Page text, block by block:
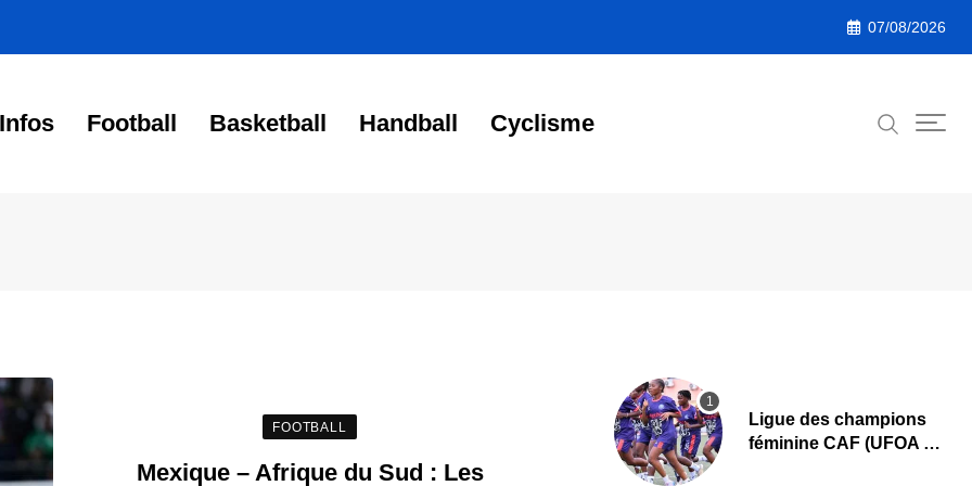
07/08/2026
Infos Football Basketball Handball Cyclisme
FOOTBALL
Mexique – Afrique du Sud : Les
Ligue des champions
féminine CAF (UFOA A)